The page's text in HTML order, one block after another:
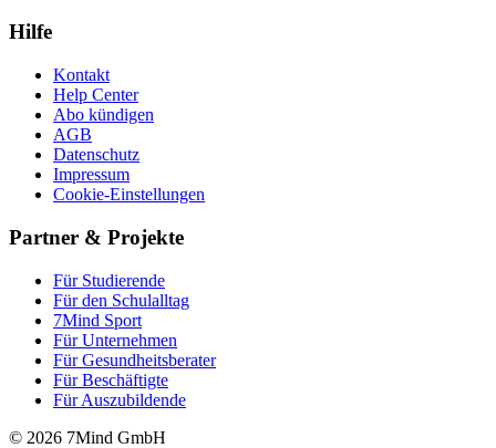
Hilfe
Kontakt
Help Center
Abo kündigen
AGB
Datenschutz
Impressum
Cookie-Einstellungen
Partner & Projekte
Für Stu­die­rende
Für den Schulalltag
7Mind Sport
Für Unter­neh­men
Für Gesund­heits­be­ra­ter
Für Beschäftigte
Für Auszubildende
© 2026 7Mind GmbH